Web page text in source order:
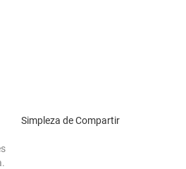
Simpleza de Compartir